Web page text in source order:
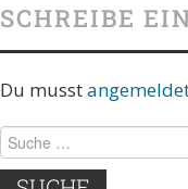
SCHREIBE
Du musst